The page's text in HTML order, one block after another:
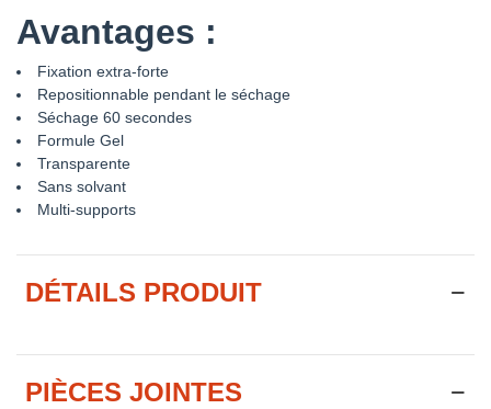
Avantages :
Fixation extra-forte
Repositionnable pendant le séchage
Séchage 60 secondes
Formule Gel
Transparente
Sans solvant
Multi-supports
DÉTAILS PRODUIT
PIÈCES JOINTES